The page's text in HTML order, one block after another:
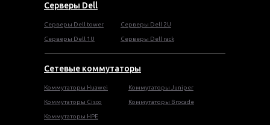
Серверы Dell
Сетевые коммутаторы
Cерверы Dell tower
Серверы Dell 1U
Серверы Dell 2U
Серверы Dell rack
Коммутаторы Huawei
Коммутаторы Cisco
Коммутаторы HPE
Коммутаторы Juniper
Коммутаторы Brocade